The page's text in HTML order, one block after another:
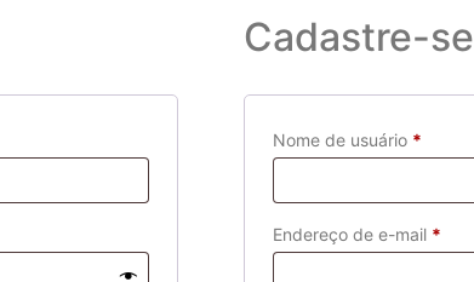
Cadastre-se
Nome de usuário *
Endereço de e-mail *